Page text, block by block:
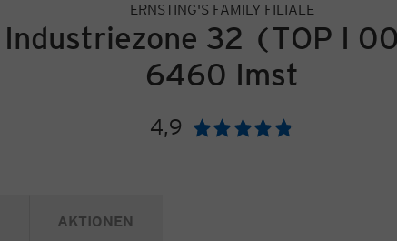
ERNSTING'S FAMILY FILIALE
Industriezone 32 (TOP I
6460 Imst
4,9 Bewertung:
AKTIONEN